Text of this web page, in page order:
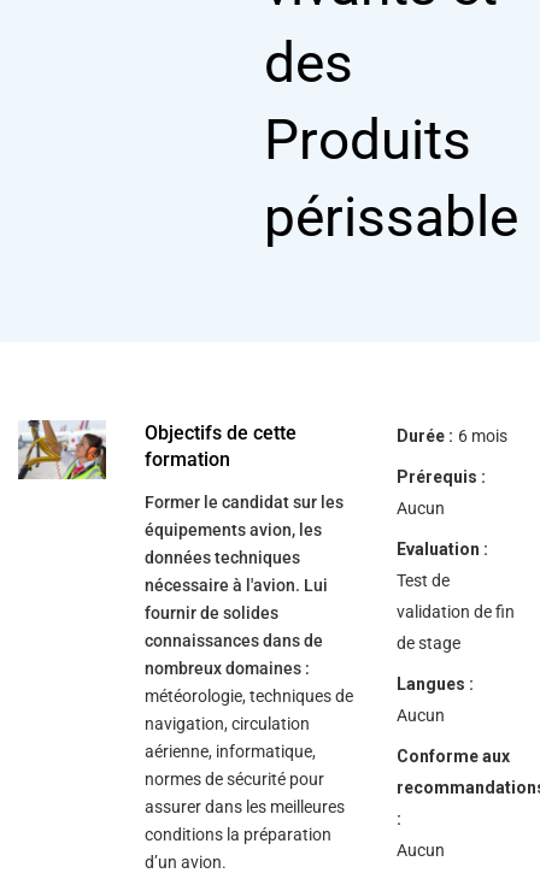
des
Produits
périssable
Objectifs de cette
formation
Former le candidat sur les
équipements avion, les
données techniques
nécessaire à l'avion. Lui
fournir de solides
connaissances dans de
nombreux domaines :
météorologie, techniques de
navigation, circulation
aérienne, informatique,
normes de sécurité pour
assurer dans les meilleures
conditions la préparation
d’un avion.
Durée : 6 mois
Prérequis :
Aucun
Evaluation :
Test de
validation de fin
de stage
Langues :
Aucun
Conforme aux
:
Aucun